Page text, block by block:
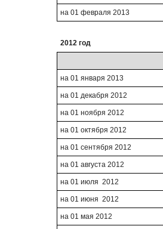
на 01 февраля 2013
2012 год
на 01 января 2013
на 01 декабря 2012
на 01 ноября 2012
на 01 октября 2012
на 01 сентября 2012
на 01 августа 2012
на 01 июля 2012
на 01 июня 2012
на 01 мая 2012